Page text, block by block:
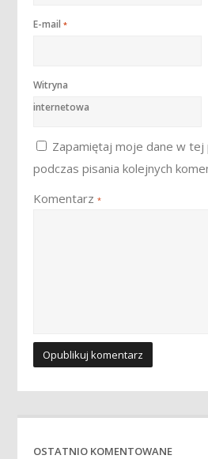
E-mail*
Witryna
internetowa
Zapamiętaj moje dane w tej
podczas pisania kolejnych
Komentarz*
OSTATNIO KOMENTOWANE